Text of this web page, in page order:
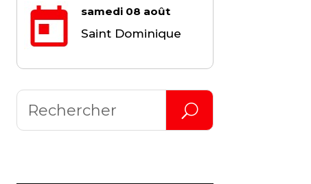
samedi 08 août
Saint Dominique